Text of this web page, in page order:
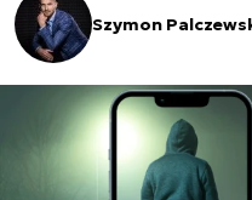
Szymon